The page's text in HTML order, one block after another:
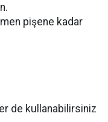
pişene kadar
de kullanabilirsiniz